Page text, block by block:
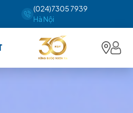
(024)7305 7939
Hà Nội